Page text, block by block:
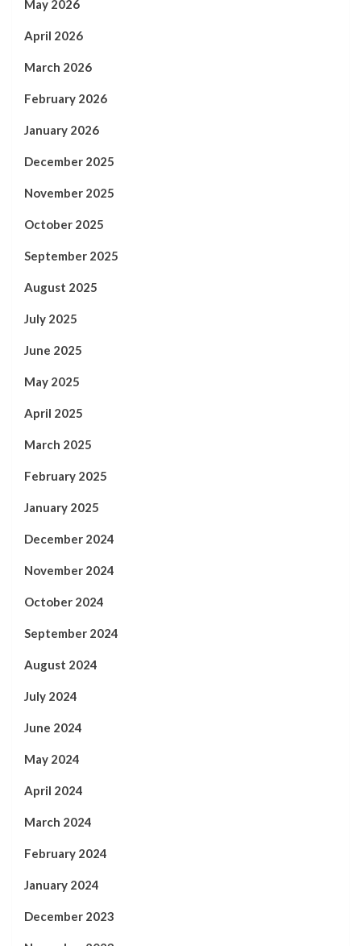
May 2026
April 2026
March 2026
February 2026
January 2026
December 2025
November 2025
October 2025
September 2025
August 2025
July 2025
June 2025
May 2025
April 2025
March 2025
February 2025
January 2025
December 2024
November 2024
October 2024
September 2024
August 2024
July 2024
June 2024
May 2024
April 2024
March 2024
February 2024
January 2024
December 2023